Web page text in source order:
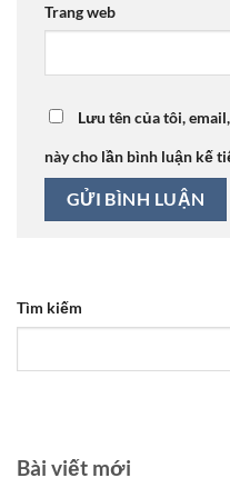
Trang web
Lưu tên của tôi,
này cho lần bình luận kế
Tìm kiếm
Bài viết mới